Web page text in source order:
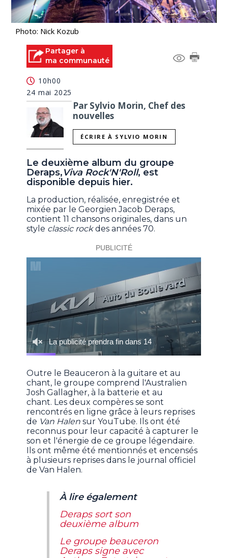
Photo: Nick Kozub
Partager à
ma communauté
10h00
24 mai 2025
Par Sylvio Morin, Chef des
nouvelles
ÉCRIRE À SYLVIO MORIN
Le deuxième album du groupe
Deraps,Viva Rock'N'Roll, est
disponible depuis hier.
La production, réalisée, enregistrée et
mixée par le Georgien Jacob Deraps,
contient 11 chansons originales, dans un
style classic rockdes années 70.
Outre le Beauceron à la guitare et au
chant, le groupe comprend l'Australien
Josh Gallagher, à la batterie et au
chant. Les deux compères se sont
rencontrés en ligne grâce à leurs reprises
de Van Halen sur YouTube. Ils ont été
reconnus pour leur capacité à capturer le
son et l'énergie de ce groupe légendaire.
Ils ont même été mentionnés et encensés
à plusieurs reprises dans le journal officiel
de Van Halen.
À lire également
Deraps sort son
deuxième album
Le groupe beauceron
Deraps signe avec